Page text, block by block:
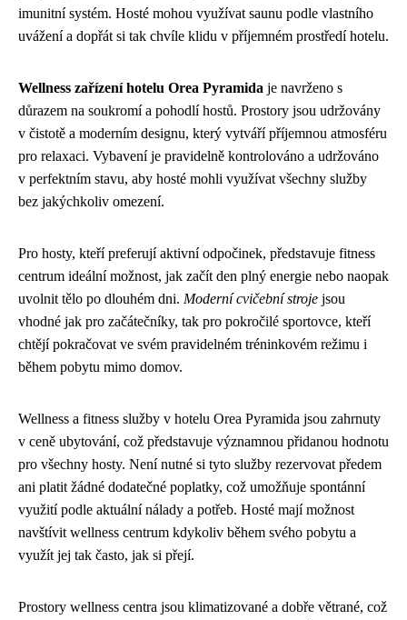
imunitní systém. Hosté mohou využívat saunu podle vlastního
uvážení a dopřát si tak chvíle klidu v příjemném prostředí hotelu.
Wellness zařízení hotelu Orea Pyramida je navrženo s
důrazem na soukromí a pohodlí hostů. Prostory jsou udržovány
v čistotě a moderním designu, který vytváří příjemnou atmosféru
pro relaxaci. Vybavení je pravidelně kontrolováno a udržováno
v perfektním stavu, aby hosté mohli využívat všechny služby
bez jakýchkoliv omezení.
Pro hosty, kteří preferují aktivní odpočinek, představuje fitness
centrum ideální možnost, jak začít den plný energie nebo naopak
uvolnit tělo po dlouhém dni. Moderní cvičební stroje jsou
vhodné jak pro začátečníky, tak pro pokročilé sportovce, kteří
chtějí pokračovat ve svém pravidelném tréninkovém režimu i
během pobytu mimo domov.
Wellness a fitness služby v hotelu Orea Pyramida jsou zahrnuty
v ceně ubytování, což představuje významnou přidanou hodnotu
pro všechny hosty. Není nutné si tyto služby rezervovat předem
ani platit žádné dodatečné poplatky, což umožňuje spontánní
využití podle aktuální nálady a potřeb. Hosté mají možnost
navštívit wellness centrum kdykoliv během svého pobytu a
využít jej tak často, jak si přejí.
Prostory wellness centra jsou klimatizované a dobře větrané, což